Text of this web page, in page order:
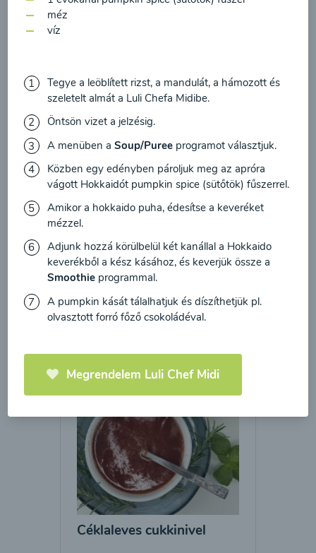
00:20 Megtekintése
Cékla leves
paradicsommal és
sárgarépával
00:20 Megtekintése
Céklaleves cukkinivel
méz
víz
Tegye a leöblített rizst, a mandulát, a hámozott és
szeletelt almát a Luli Chefa Midibe.
Öntsön vizet a jelzésig.
A menüben aSoup/Puree programot választjuk.
Közben egy edényben pároljuk meg az apróra
vágott Hokkaidót pumpkin spice (sütőtök) fűszerrel.
Amikor a hokkaido puha, édesítse a keveréket
mézzel.
Adjunk hozzá körülbelül két kanállal a Hokkaido
keverékből a kész kásához, és keverjük össze a
Smoothie programmal.
A pumpkin kását tálalhatjuk és díszíthetjük pl.
olvasztott forró főző csokoládéval.
Megrendelem Luli Chef Midi
megerősítem, hogy elolvastam
Egyetértek